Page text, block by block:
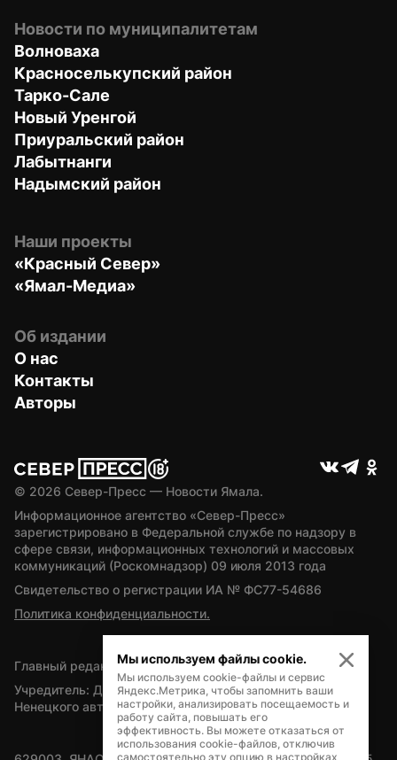
Новости по муниципалитетам
Волноваха
Красноселькупский район
Тарко-Сале
Новый Уренгой
Приуральский район
Лабытнанги
Надымский район
Наши проекты
«Красный Север»
«Ямал-Медиа»
Об издании
О нас
Контакты
Авторы
© 2026 Север-Пресс — Новости Ямала.
Информационное агентство «Север-Пресс»
зарегистрировано в Федеральной службе по надзору в
сфере связи, информационных технологий и массовых
коммуникаций (Роскомнадзор) 09 июля 2013 года
Свидетельство о регистрации ИА № ФС77-54686
Политика конфиденциальности.
Главный редактор — А.Л. Поздеев
Учредитель: Департамент внутренней политики Ямало-
Ненецкого автономного округа
Мы используем файлы cookie.
Мы используем cookie-файлы и сервис
Яндекс.Метрика, чтобы запомнить ваши
настройки, анализировать посещаемость и
работу сайта, повышать его
эффективность. Вы можете отказаться от
использования cookie-файлов, отключив
самостоятельно эту опцию в настройках